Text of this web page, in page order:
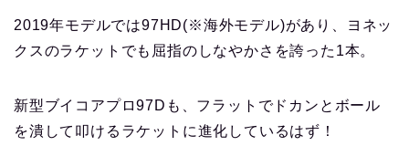
2019年モデルでは97HD(※海外モデル)があり、ヨネッ
クスのラケットでも屈指のしなやかさを誇った1本。
新型ブイコアプロ97Dも、フラットでドカンとボール
を潰して叩けるラケットに進化しているはず！